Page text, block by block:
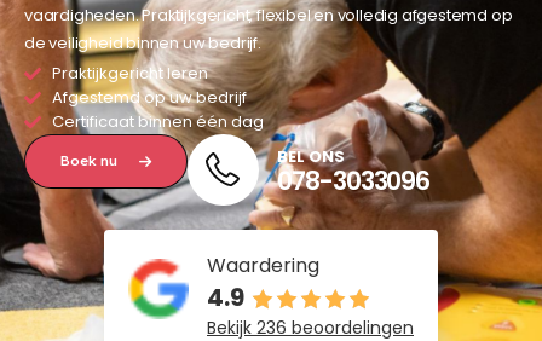
vaardigheden. Praktijkgericht, flexibel en volledig afgestemd op
de veiligheid binnen uw bedrijf.
Praktijkgericht leren
Afgestemd op uw bedrijf
Certificaat binnen één dag
Boek nu BEL ONS
078-3033096
Waardering
4.9
Bekijk 236 beoordelingen